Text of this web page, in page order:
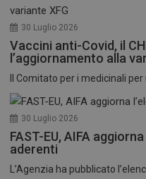
30 Luglio 2026
Vaccini anti-Covid, il
l’aggiornamento alla
Il Comitato per i medicinali per
30 Luglio 2026
FAST-EU, AIFA
aderenti
L’Agenzia ha pubblicato